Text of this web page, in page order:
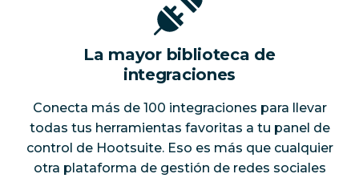
La mayor biblioteca de
integraciones
Conecta más de 100 integraciones para llevar
todas tus herramientas favoritas a tu panel de
control de Hootsuite. Eso es más que cualquier
otra plataforma de gestión de redes sociales